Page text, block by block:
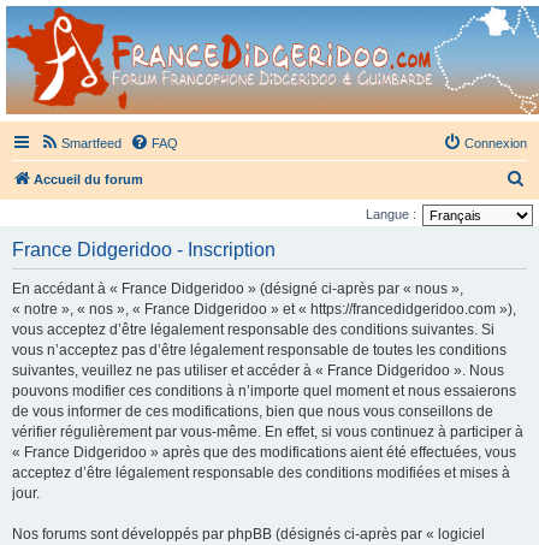
France Didgeridoo
Didgeridoo et Guimbarde sur France Didgeridoo - retrouvez la communauté.
Smartfeed FAQ Connexion
Accueil du forum
e
h
Langue :
France Didgeridoo - Inscription
En accédant à « France Didgeridoo » (désigné ci-après par « nous »,
« notre », « nos », « France Didgeridoo » et « https://francedidgeridoo.com »),
vous acceptez d’être légalement responsable des conditions suivantes. Si
vous n’acceptez pas d’être légalement responsable de toutes les conditions
suivantes, veuillez ne pas utiliser et accéder à « France Didgeridoo ». Nous
pouvons modifier ces conditions à n’importe quel moment et nous essaierons
de vous informer de ces modifications, bien que nous vous conseillons de
vérifier régulièrement par vous-même. En effet, si vous continuez à participer à
« France Didgeridoo » après que des modifications aient été effectuées, vous
acceptez d’être légalement responsable des conditions modifiées et mises à
jour.
Nos forums sont développés par phpBB (désignés ci-après par « logiciel